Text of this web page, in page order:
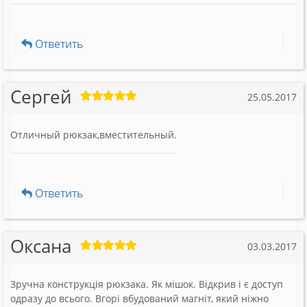
Ответить
Сергей 25.05.2017
Отличный рюкзак,вместительный.
Ответить
Оксана 03.03.2017
Зручна конструкція рюкзака. Як мішок. Відкрив і є доступ
одразу до всього. Вгорі вбудований магніт, який ніжно